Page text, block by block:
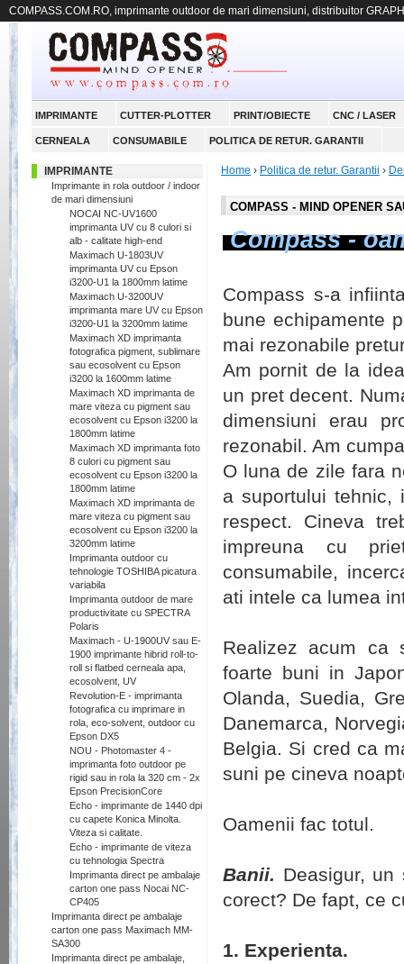
COMPASS.COM.RO, imprimante outdoor de mari dimensiuni, distribuitor
IMPRIMANTE CUTTER-PLOTTER PRINT/OBIECTE CNC / LASER
CERNEALA CONSUMABILE POLITICA DE RETUR. GARANTII
IMPRIMANTE
Imprimante in rola outdoor / indoor
de mari dimensiuni
NOCAI NC-UV1600
imprimanta UV cu 8 culori si
alb - calitate high-end
Maximach U-1803UV
imprimanta UV cu Epson
i3200-U1 la 1800mm latime
Maximach U-3200UV
imprimanta mare UV cu Epson
i3200-U1 la 3200mm latime
Maximach XD imprimanta
fotografica pigment, sublimare
sau ecosolvent cu Epson
i3200 la 1600mm latime
Maximach XD imprimanta de
mare viteza cu pigment sau
ecosolvent cu Epson i3200 la
1800mm latime
Maximach XD imprimanta foto
8 culori cu pigment sau
ecosolvent cu Epson i3200 la
1800mm latime
Maximach XD imprimanta de
mare viteza cu pigment sau
ecosolvent cu Epson i3200 la
3200mm latime
Imprimanta outdoor cu
tehnologie TOSHIBA picatura
variabila
Imprimanta outdoor de mare
productivitate cu SPECTRA
Polaris
Maximach - U-1900UV sau E-
1900 imprimante hibrid roll-to-
roll si flatbed cerneala apa,
ecosolvent, UV
Revolution-E - imprimanta
fotografica cu imprimare in
rola, eco-solvent, outdoor cu
Epson DX5
NOU - Photomaster 4 -
imprimanta foto outdoor pe
rigid sau in rola la 320 cm - 2x
Epson PrecisionCore
Echo - imprimante de 1440 dpi
cu capete Konica Minolta.
Viteza si calitate.
Echo - imprimante de viteza
cu tehnologia Spectra
Imprimanta direct pe ambalaje
carton one pass Nocai NC-
CP405
Imprimanta direct pe ambalaje
carton one pass Maximach MM-
SA300
Imprimanta direct pe ambalaje,
Home › Politica de retur. Garantii ›
COMPASS - MIND OPENER
Compass -
Compass s-a
bune echipamente
mai rezonabile
Am pornit de la
un pret decent.
dimensiuni erau
rezonabil. Am
O luna de zile fara
a suportului tehnic,
respect. Cineva
impreuna cu
consumabile,
ati intele ca lumea
Realizez acum ca
foarte buni in
Olanda, Suedia,
Danemarca,
Belgia. Si cred ca
suni pe cineva
Oamenii fac totul.
Banii. Deasigur,
corect? De fapt, ce
1. Experienta.